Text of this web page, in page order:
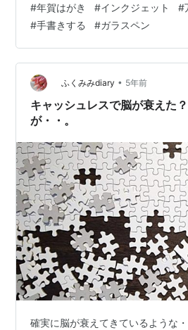
を傷めないためにも知っておいて
ェット紙は一見普通のハガキです
種類とは？ ①無地 ②インクジェ
ット写真用 の、３種類あります。
はがきと同じものです。 「インク
同じ無…
#年賀はがき #インクジェット #
#手書きする #ガラスペン
ふくみみdiary • 5年前
キャッシュレスで脳が衰えた
が・・。
確実に脳が衰えてきているような